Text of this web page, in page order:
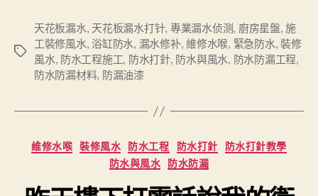
Tags
天花板漏水, 天花板漏水打针, 專業漏水侦测, 廚房星盤,施
工裝修風水, 浴缸防水, 漏水修补,維修水喉, 緊急防水,裝修
風水, 防水工程施工, 防水打針, 防水與風水, 防水防漏工程,
防水防漏材料, 防漏油漆
Categories
維修水喉 裝修風水 防水工程 防水打針 防水打針教學
防水與風水 防水防漏